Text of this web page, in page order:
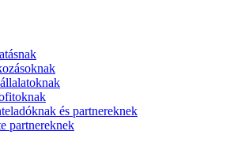
és partnereknek
partnereknek